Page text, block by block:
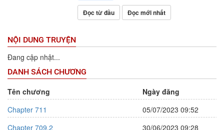
Đọc từ đầu Đọc mới nhất
NỘI DUNG TRUYỆN
Đang cập nhật...
DANH SÁCH CHƯƠNG
Tên chương
Ngày đăng
Chapter 711
05/07/2023 09:52
Chapter 709.2
30/06/2023 09:28